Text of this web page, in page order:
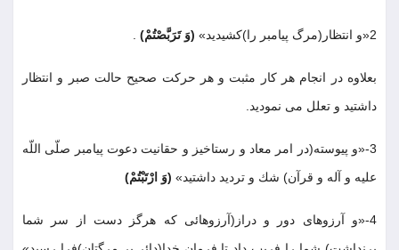
2«و انتظار(مرگ پيامبر را)كشيديد» (وَ تَرَبَّصْتُمْ)
بعلاوه در انجام هر كار مثبت و هر حركت صحيح حالت صبر و انتظار
داشتيد و تعلل مى نموديد
3
-«و پيوسته(در امر معاد و رستاخيز و حقانيت دعوت پيامبر صلّى اللّه
عليه و آله و قرآن) شك و ترديد داشتيد» (وَ ارْتَبْتُمْ)
4
-«و آرزوهاى دور و دراز(آرزوهائى كه هرگز دست از سر شما